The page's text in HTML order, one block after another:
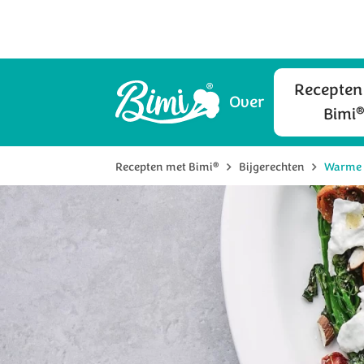
Over
Bimi
Recepten met Bimi® Bijgerechten